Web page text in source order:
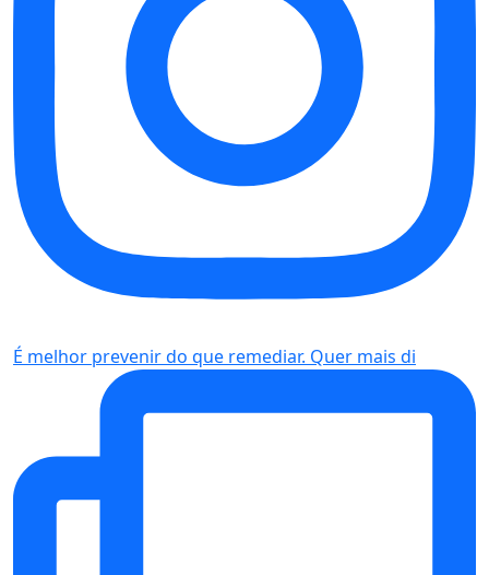
É melhor prevenir do que remediar. Quer mais di